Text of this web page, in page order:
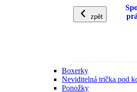
zpět
Boxerky
Neviditelná trička pod
Ponožky